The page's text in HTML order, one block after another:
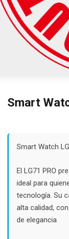
Smart
Smart Watch
El LG71 PRO
ideal para
tecnología. Su
alta calidad,
de elegancia